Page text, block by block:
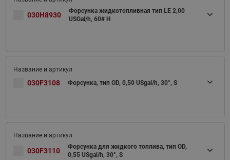
030H8930
Форсунка жидкотопливная тип LE 2,00
USGal/h, 60# H
030F3108 Форсунка, тип OD, 0,50 USgal/h, 30°, S
030F3110
Форсунка для жидкого топлива, тип OD,
0,55 USgal/h, 30°, S